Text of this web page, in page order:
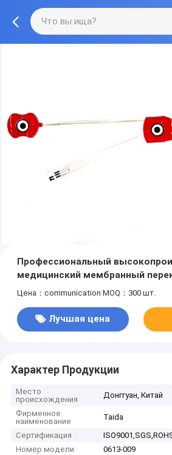
Профессиональный
медицинский мембранный
гибким кабелем
Цена：communication MOQ：300 шт.
Лучшая цена
Характер Продукции
Место
происхождения
Донггуан, Китай
Фирменное
наименование
Taida
Сертификация
Номер модели
0613-009